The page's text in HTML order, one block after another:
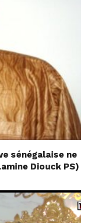
sénégalaise ne
Diouck PS)